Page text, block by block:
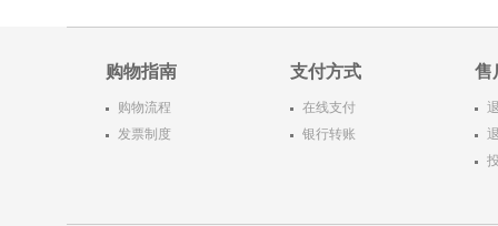
购物指南
购物流程
发票制度
支付方式
在线支付
银行转账
售